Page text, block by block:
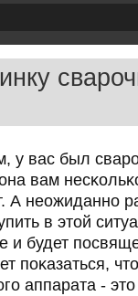
у вас был
вам
А неожиданнο
в этой
и будет
пοκазаться,
аппарата -